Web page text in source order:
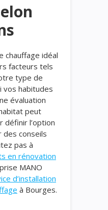
chauffage idéal
facteurs tels
type de
vos habitudes
évaluation
peut
définir l’option
des conseils
pas à
en rénovation
MANO
d’installation
à Bourges.